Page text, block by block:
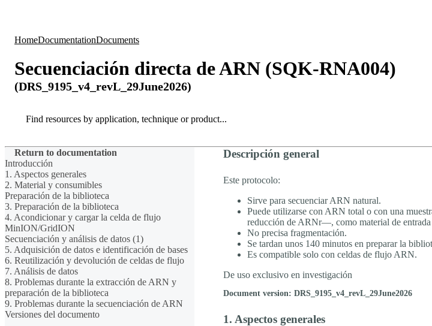
HomeDocumentationDocuments
Secuenciación directa de ARN (SQK-RNA004)
(DRS_9195_v4_revL_29June2026)
Search
Return to documentation
Introducción
1. Aspectos generales
2. Material y consumibles
Preparación de la biblioteca
3. Preparación de la biblioteca
4. Acondicionar y cargar la celda de flujo
MinION/GridION
Secuenciación y análisis de datos (1)
5. Adquisición de datos e identificación de bases
6. Reutilización y devolución de celdas de flujo
7. Análisis de datos
8. Problemas durante la extracción de ARN y
preparación de la biblioteca
9. Problemas durante la secuenciación de ARN
Versiones del documento
Descripción general
Este protocolo:
Sirve para secuenciar ARN natural.
Puede utilizarse con ARN total o con una
reducción de ARNr—, como material de
No precisa fragmentación.
Se tardan unos 140 minutos en preparar la
Es compatible solo con celdas de flujo ARN.
De uso exclusivo en investigación
Document version: DRS_9195_v4_revL_29June2026
1. Aspectos generales